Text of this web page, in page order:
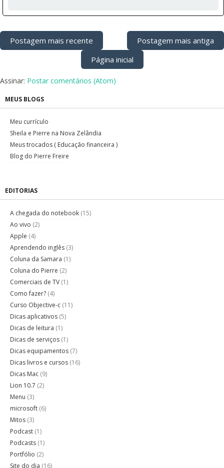
Postagem mais recente
Postagem mais antiga
Página inicial
Assinar: Postar comentários (Atom)
MEUS BLOGS
Meu currículo
Sheila e Pierre na Nova Zelândia
Meus trocados ( Educação financeira )
Blog do Pierre Freire
EDITORIAS
A chegada do notebook (15)
Ao vivo (2)
Apple (4)
Aprendendo inglês (3)
Coluna da Samara (1)
Coluna do Pierre (2)
Comerciais de TV (1)
Como fazer? (4)
Curso Objective-c (11)
Dicas aplicativos (5)
Dicas de leitura (1)
Dicas de serviços (1)
Dicas equipamentos (7)
Dicas livros e cursos (16)
Dicas Mac (9)
Lion 10.7 (2)
Menu (3)
microsoft (6)
Mitos (3)
Podcast (1)
Podcasts (1)
Portfólio (2)
Site do dia (16)